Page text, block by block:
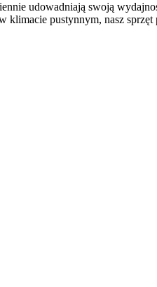
udowadniają swoją
pustynnym, nasz sprzęt